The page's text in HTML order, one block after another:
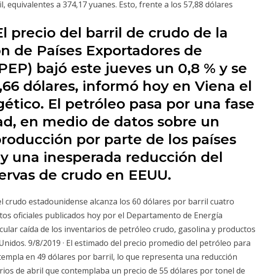
equivalentes a 374,17 yuanes. Esto, frente a los 57,88 dólares
precio del barril de crudo de la
de Países Exportadores de
bajó este jueves un 0,8 % y se
dólares, informó hoy en Viena el
El petróleo pasa por una fase
en medio de datos sobre un
por parte de los países
una inesperada reducción del
de crudo en EEUU.
crudo estadounidense alcanza los 60 dólares por barril cuatro
oficiales publicados hoy por el Departamento de Energía
caída de los inventarios de petróleo crudo, gasolina y productos
9/8/2019 · El estimado del precio promedio del petróleo para
en 49 dólares por barril, lo que representa una reducción
de abril que contemplaba un precio de 55 dólares por tonel de